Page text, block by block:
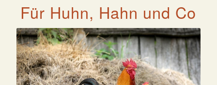
Für Huhn, Hahn und Co